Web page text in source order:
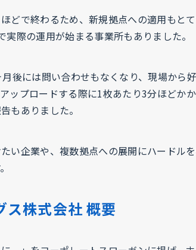
どで終わるため、新規拠点への適用もと
際の運用が始まる事業所もありました。
後には問い合わせもなくなり、現場から
ップロードする際に1枚あたり3分ほどか
もありました。
い企業や、複数拠点への展開にハードル
ス株式会社 概要